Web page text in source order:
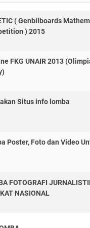
( Genbilboards
) 2015
FKG UNAIR 2013
Situs info lomba
Poster, Foto dan Video
FOTOGRAFI
NASIONAL